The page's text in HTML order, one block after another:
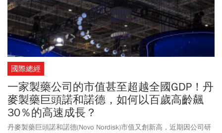
國際總經
一家製藥公司的市值甚至超越全國GDP！丹
麥製藥巨頭諾和諾德，如何以百歲高齡飆
30％的高速成長？
丹麥製藥巨頭諾和諾德(Novo Nordisk)市值又創新高，近期因公司研